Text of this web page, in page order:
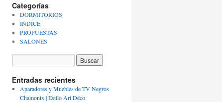
Categorías
DORMITORIOS
INDICE
PROPUESTAS
SALONES
Entradas recientes
Aparadores y Muebles de TV Negros
Chamonix | Estilo Art Déco